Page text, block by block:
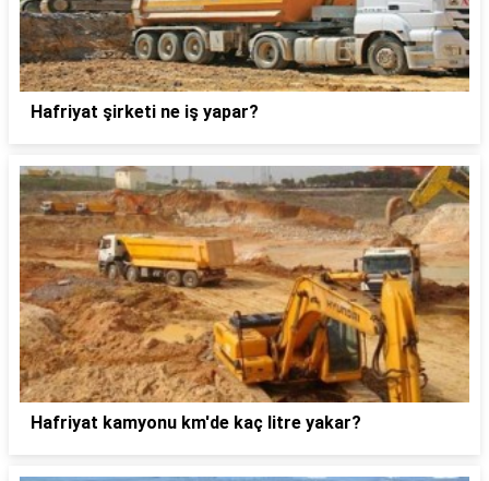
Hafriyat şirketi ne iş yapar?
Hafriyat kamyonu km'de kaç litre yakar?